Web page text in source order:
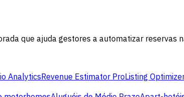
que ajuda gestores a automatizar
AnalyticsRevenue Estimator ProListing